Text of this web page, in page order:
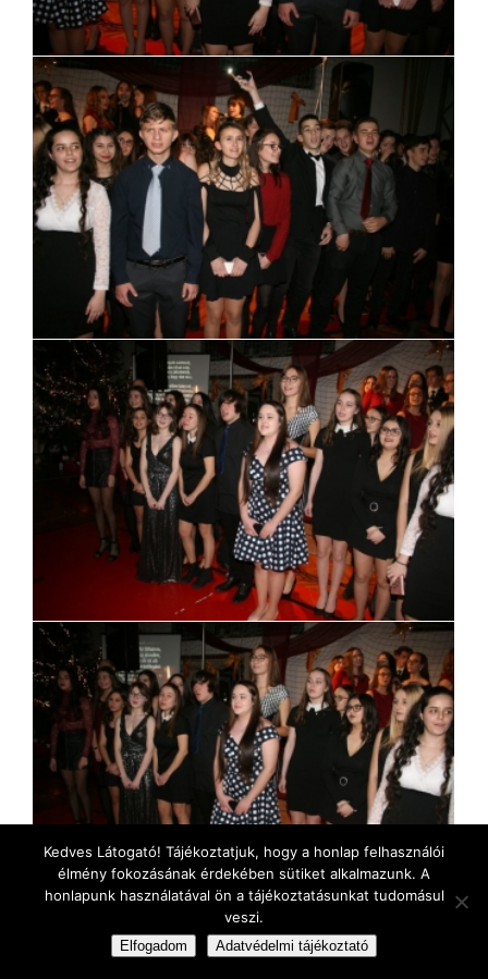
Kedves Látogató! Tájékoztatjuk, hogy a honlap felhasználói
élmény fokozásának érdekében sütiket alkalmazunk. A
honlapunk használatával ön a tájékoztatásunkat tudomásul
veszi.
Elfogadom Adatvédelmi tájékoztató